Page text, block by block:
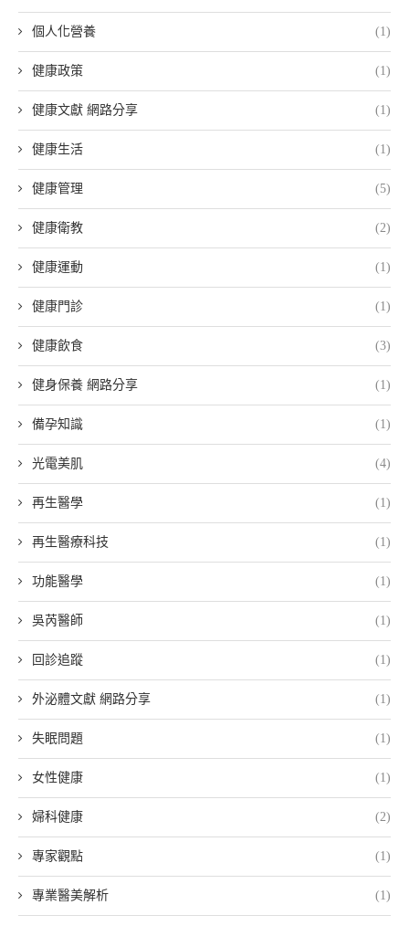
個人化營養 (1)
健康政策 (1)
健康文獻 網路分享 (1)
健康生活 (1)
健康管理 (5)
健康衛教 (2)
健康運動 (1)
健康門診 (1)
健康飲食 (3)
健身保養 網路分享 (1)
備孕知識 (1)
光電美肌 (4)
再生醫學 (1)
再生醫療科技 (1)
功能醫學 (1)
吳芮醫師 (1)
回診追蹤 (1)
外泌體文獻 網路分享 (1)
失眠問題 (1)
女性健康 (1)
婦科健康 (2)
專家觀點 (1)
專業醫美解析 (1)